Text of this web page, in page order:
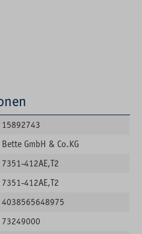
15892743
Bette GmbH & Co.KG
7351-412AE,T2
7351-412AE,T2
4038565648975
73249000